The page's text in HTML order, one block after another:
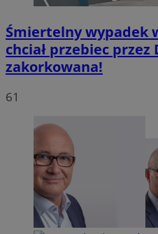
Śmiertelny wypadek
chciał przebiec przez
zakorkowana!
61